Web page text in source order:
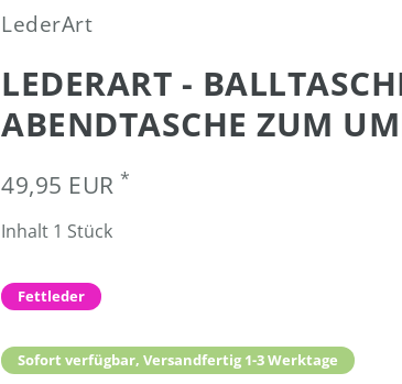
LederArt
LEDERART -
ABENDTASCHE ZUM
49,95 EUR *
Inhalt 1 Stück
Fettleder
Sofort verfügbar, Versandfertig 1-3 Werktage